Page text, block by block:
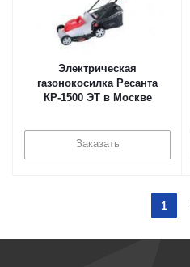
Электрическая
газонокосилка Ресанта
КР-1500 ЭТ в Москве
Заказать
1